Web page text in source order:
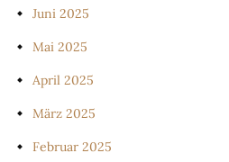
Juni 2025
Mai 2025
April 2025
März 2025
Februar 2025